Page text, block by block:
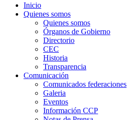
Inicio
Quienes somos
Quienes somos
Órganos de Gobierno
Directorio
CEC
Historia
Transparencia
Comunicación
Comunicados federaciones
Galeria
Eventos
Información CCP